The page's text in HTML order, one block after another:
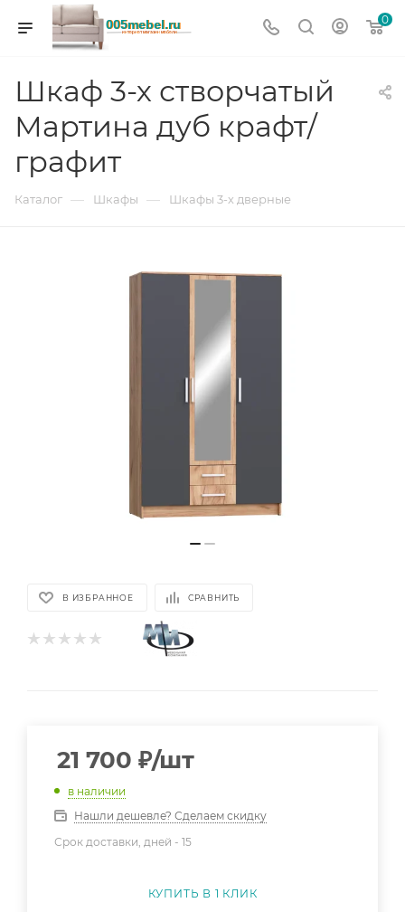
0
Шкаф 3-х створчатый
Мартина дуб крафт/
графит
Каталог — Шкафы — Шкафы 3-х дверные
В ИЗБРАННОЕ СРАВНИТЬ
21 700 ₽/шт
в наличии
Нашли дешевле? Сделаем скидку
Срок доставки, дней - 15
КУПИТЬ В 1 КЛИК